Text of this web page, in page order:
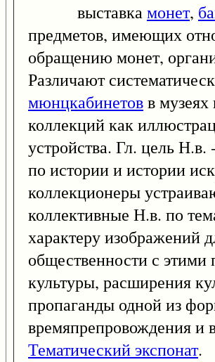
выставкамонет,
предметов, имеющих
обращению монет,
Различают
мюнцкабинетовв
коллекций как
устройства. Гл. цель
по истории и истории
коллекционеры
коллективные Н.в. по
характеру изображений
общественности с
культуры, расширения
пропаганды одной из
времяпрепровождения и
Тематический экспонат.